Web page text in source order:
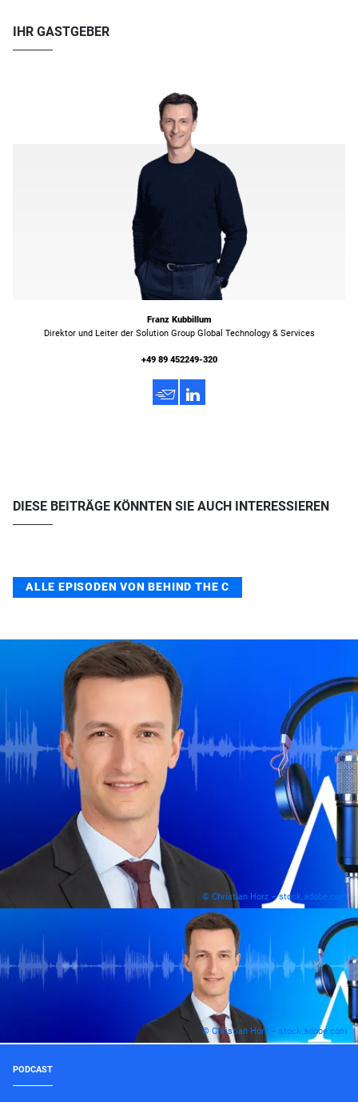
IHR GASTGEBER
Franz Kubbillum
Direktor und Leiter der Solution Group Global Technology & Services
+49 89 452249-320
h 3
DIESE BEITRÄGE KÖNNTEN SIE AUCH INTERESSIEREN
ALLE EPISODEN VON BEHIND THE C
© Christian Horz – stock.adobe.com
© Christian Horz – stock.adobe.com
PODCAST